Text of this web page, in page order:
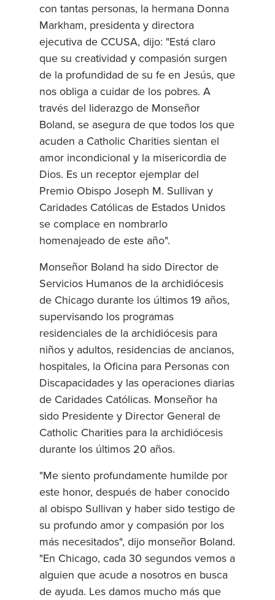
con tantas personas, la hermana Donna
Markham, presidenta y directora
ejecutiva de CCUSA, dijo: "Está claro
que su creatividad y compasión surgen
de la profundidad de su fe en Jesús, que
nos obliga a cuidar de los pobres. A
través del liderazgo de Monseñor
Boland, se asegura de que todos los que
acuden a Catholic Charities sientan el
amor incondicional y la misericordia de
Dios. Es un receptor ejemplar del
Premio Obispo Joseph M. Sullivan y
Caridades Católicas de Estados Unidos
se complace en nombrarlo
homenajeado de este año".
Monseñor Boland ha sido Director de
Servicios Humanos de la archidiócesis
de Chicago durante los últimos 19 años,
supervisando los programas
residenciales de la archidiócesis para
niños y adultos, residencias de ancianos,
hospitales, la Oficina para Personas con
Discapacidades y las operaciones diarias
de Caridades Católicas. Monseñor ha
sido Presidente y Director General de
Catholic Charities para la archidiócesis
durante los últimos 20 años.
"Me siento profundamente humilde por
este honor, después de haber conocido
al obispo Sullivan y haber sido testigo de
su profundo amor y compasión por los
más necesitados", dijo monseñor Boland.
"En Chicago, cada 30 segundos vemos a
alguien que acude a nosotros en busca
de ayuda. Les damos mucho más que